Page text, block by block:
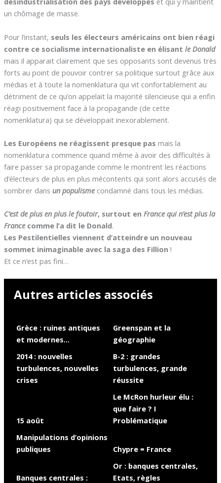
un chômage de masse.
Pour l’instant, seuls les électeurs américains ont bien réagi
contre ce socialisme internationaliste en élisant le Donald
mais il apparait clairement que ses opposants sont devenus très
forts au point de pouvoir contrer sa politique surtout grâce aux
médias et à toute la nomenklatura qui vit confortablement au
détriment de ce qu’on appelait la majorité silencieuse qui a enfin
réagi positivement face à la propagande (de cette
nomenklatura) qui se développait inexorablement.
Les Européens ne réagissent presque pas mais la
nomenklatura commence quand même à avoir des difficultés à
faire passer sa propagande comme le montrent les réactions
d’électeurs de plus en plus mécontents qui sont alors accusés de
sombrer dans un populisme condamné dans tous les médias.
C’est de plus en plus le foutoir, surtout en France qui n’est plus la
France comme l’a dit le Donald.
Les Pestilentielles viennent d’atteindre un nouveau
sommet inimaginable avec la saga des Fillion !
Et ce n’est pas fini…
Autres articles associés
Grèce : ruines antiques
et modernes…
Greenspan et la
géographie
2014 : nouvelles
turbulences, nouvelles
crises
B-2 : grandes
turbulences, grande
réussite
15 août
Le McRon hurleur élu :
que faire ? I
Problématique
Manipulations d’opinions
publiques
Chypre = France
Banques centrales :
Or : banques centrales,
Etats, règles